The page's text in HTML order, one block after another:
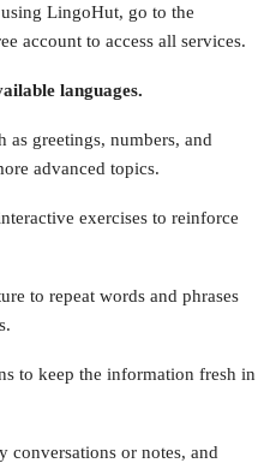
LingoHut, go to the
account to access all services.
languages.
as greetings, numbers, and
advanced topics.
exercises to reinforce
to repeat words and phrases
to keep the information fresh in
conversations or notes, and